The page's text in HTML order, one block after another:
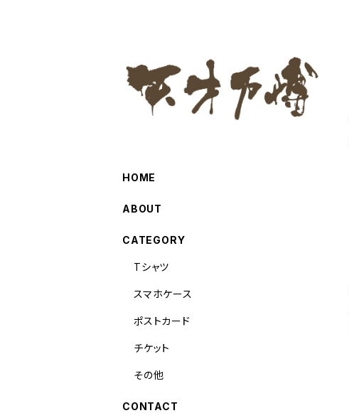
HOME
ABOUT
CATEGORY
Tシャツ
スマホケース
ポストカード
チケット
その他
CONTACT